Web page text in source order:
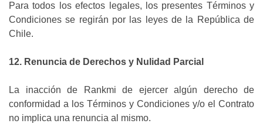
Para todos los efectos legales, los presentes Términos y
Condiciones se regirán por las leyes de la República de
Chile.
12. Renuncia de Derechos y Nulidad Parcial
La inacción de Rankmi de ejercer algún derecho de
conformidad a los Términos y Condiciones y/o el Contrato
no implica una renuncia al mismo.